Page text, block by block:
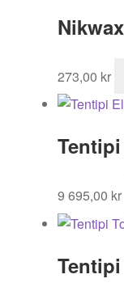
273,00 kr
9 695,00 kr